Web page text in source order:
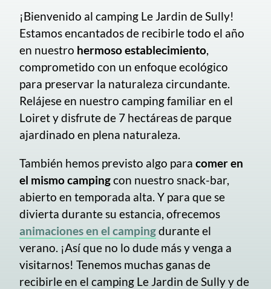
¡Bienvenido al camping Le Jardin de Sully!
Estamos encantados de recibirle todo el año
en nuestro hermoso establecimiento,
comprometido con un enfoque ecológico
para preservar la naturaleza circundante.
Relájese en nuestro camping familiar en el
Loiret y disfrute de 7 hectáreas de parque
ajardinado en plena naturaleza.
También hemos previsto algo para comer en
el mismo campingcon nuestro snack-bar,
abierto en temporada alta. Y para que se
divierta durante su estancia, ofrecemos
animaciones en el campingdurante el
verano. ¡Así que no lo dude más y venga a
visitarnos! Tenemos muchas ganas de
recibirle en el camping Le Jardin de Sully y de